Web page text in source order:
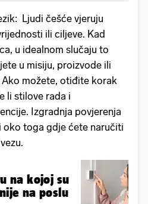
Ljudi češće vjeruju
ili ciljeve. Kad
u idealnom slučaju to
u misiju, proizvode ili
možete, otiđite korak
li stilove rada i
Izgradnja povjerenja
oko toga gdje ćete naručiti
na kojoj su
na poslu